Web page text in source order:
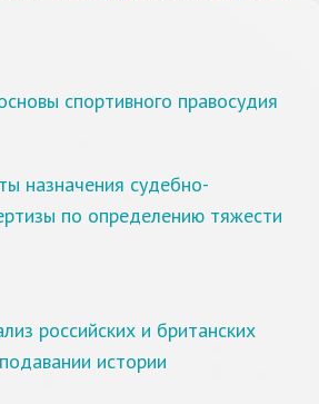
спортивного правосудия
назначения судебно-
по определению тяжести
российских и британских
истории